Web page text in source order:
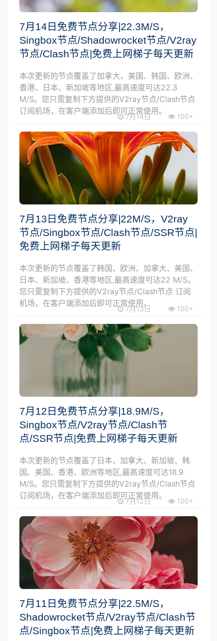
7月14日免费节点分享|22.3M/S，
Singbox节点/Shadowrocket节点/V2ray
节点/Clash节点|免费上网梯子每天更新
本次更新的节点覆盖了加拿大、美国、韩国、欧洲、
香港、日本、新加坡等地区,最高速度可达22.3
M/S。您只需复制下方提供的V2ray节点/Clash节点
订阅机场，在客户端添加后即可正常使用。
7月14日 100+
7月13日免费节点分享|22M/S，V2ray
节点/Singbox节点/Clash节点/SSR节点|
免费上网梯子每天更新
本次更新的节点覆盖了韩国、欧洲、加拿大、美国、
日本、新加坡、香港等地区,最高速度可达22 M/S。
您只需复制下方提供的V2ray节点/Clash节点 订阅
机场，在客户端添加后即可正常使用。
7月13日 100+
7月12日免费节点分享|18.9M/S，
Singbox节点/V2ray节点/Clash节
点/SSR节点|免费上网梯子每天更新
本次更新的节点覆盖了日本、加拿大、新加坡、韩
国、美国、香港、欧洲等地区,最高速度可达18.9
M/S。您只需复制下方提供的V2ray节点/Clash节点
订阅机场，在客户端添加后即可正常使用。
7月12日 100+
7月11日免费节点分享|22.5M/S，
Shadowrocket节点/V2ray节点/Clash节
点/Singbox节点|免费上网梯子每天更新